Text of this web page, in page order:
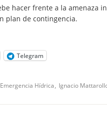
hacer frente a la amenaza
plan de contingencia.
Telegram
Emergencia Hídrica Ignacio